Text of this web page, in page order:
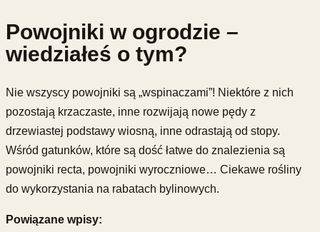
Powojniki w ogrodzie –
wiedziałeś o tym?
Nie wszyscy powojniki są „wspinaczami”! Niektóre z nich
pozostają krzaczaste, inne rozwijają nowe pędy z
drzewiastej podstawy wiosną, inne odrastają od stopy.
Wśród gatunków, które są dość łatwe do znalezienia są
powojniki recta, powojniki wyroczniowe… Ciekawe rośliny
do wykorzystania na rabatach bylinowych.
Powiązane wpisy: